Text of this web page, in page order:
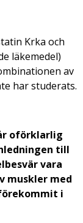
Krka och
läkemedel)
av
har studerats.
oförklarlig
till
vara
muskler med
i